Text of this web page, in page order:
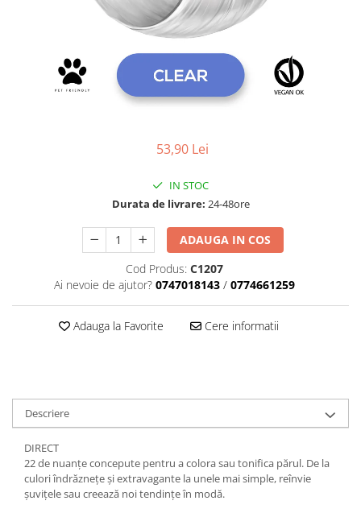
Geluri de Constructie
Clasic Gel Medium
Jelly Gel Medium
Tratament Filler cu Acid Hyaluronic
Puro Sole (protectie solara)
iSmooth Îndreptare Permanentă
53,90 Lei
IN STOC
Durata de livrare: 24-48ore
ADAUGA IN COS
Cod Produs: C1207
Ai nevoie de ajutor? 0747018143 / 0774661259
Adauga la Favorite Cere informatii
Descriere
DIRECT
22 de nuanțe concepute pentru a colora sau tonifica părul. De la
culori îndrăznețe și extravagante la unele mai simple, reînvie
șuvițele sau creează noi tendințe în modă.